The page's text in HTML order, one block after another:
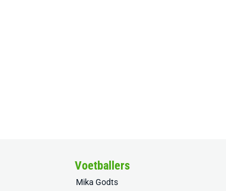
Voetballers
Mika Godts